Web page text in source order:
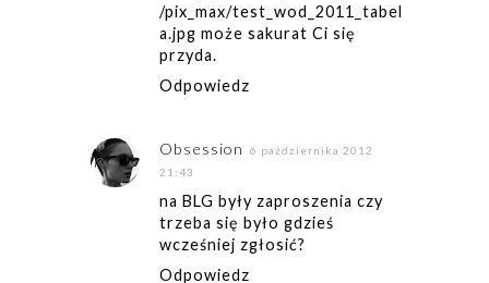
/pix_max/test_wod_2011_tabel
a.jpg może sakurat Ci się
przyda.
Odpowiedz
Obsession
6 października 2012
21:43
na BLG były zaproszenia czy
trzeba się było gdzieś
wcześniej zgłosić?
Odpowiedz